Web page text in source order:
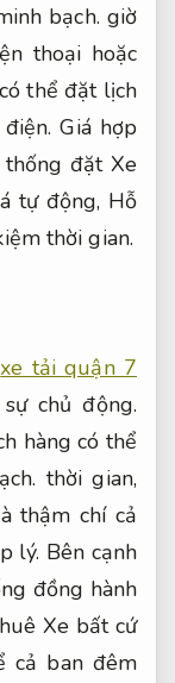
bạch. giờ
thoại hoặc
thể đặt lịch
Giá hợp
đặt Xe
tự động, Hỗ
thời gian.
xe tải quận 7
chủ động.
hàng có thể
thời gian,
thậm chí cả
lý. Bên cạnh
đồng hành
Xe bất cứ
cả ban đêm